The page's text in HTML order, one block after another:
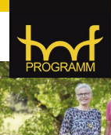
hof-